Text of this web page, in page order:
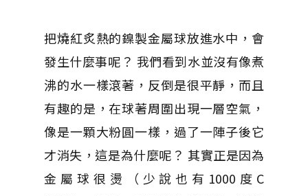
把燒紅炙熱的鎳製金屬球放進水中，會
發生什麼事呢？ 我們看到水並沒有像煮
沸的水一樣滾著，反倒是很平靜，而且
有趣的是，在球著周圍出現一層空氣，
像是一顆大粉圓一樣，過了一陣子後它
才消失，這是為什麼呢？ 其實正是因為
金屬球很燙（少說也有1000度C